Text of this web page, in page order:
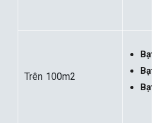
Trên 100m2
Bạt
Bạt
Bạt